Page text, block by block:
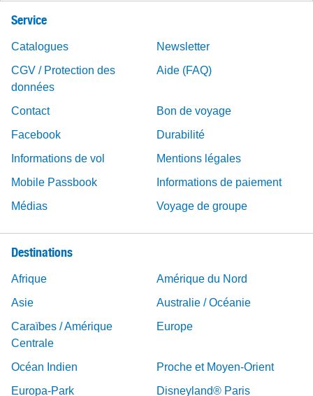
Service
Catalogues
Newsletter
CGV / Protection des
données
Aide (FAQ)
Contact
Bon de voyage
Facebook
Durabilité
Informations de vol
Mentions légales
Mobile Passbook
Informations de paiement
Médias
Voyage de groupe
Destinations
Afrique
Amérique du Nord
Asie
Australie / Océanie
Caraïbes / Amérique
Centrale
Europe
Océan Indien
Proche et Moyen-Orient
Europa-Park
Disneyland® Paris